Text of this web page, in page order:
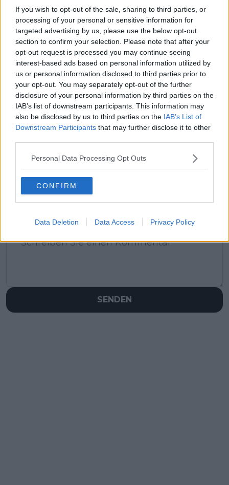
If you wish to opt-out of the sale, sharing to third parties, or
processing of your personal or sensitive information for
targeted advertising by us, please use the below opt-out
section to confirm your selection. Please note that after your
opt-out request is processed you may continue seeing
interest-based ads based on personal information utilized by
us or personal information disclosed to third parties prior to
your opt-out. You may separately opt-out of the further
disclosure of your personal information by third parties on the
IAB’s list of downstream participants. This information may
also be disclosed by us to third parties on the IAB’s List of
Downstream Participants that may further disclose it to other
Personal Data Processing Opt Outs
CONFIRM
Data Deletion Data Access Privacy Policy
deswegen gestürzt" -
Adam Hansen über
den unglaublichen
Fehler im Ziel von
Faun-Ardeche
auf Comeback bei
Kuurne-Brüssel-
Kuurne: "Wir müssen
zugeben, dass wir
gestern als Team
nicht da waren"
SENDEN